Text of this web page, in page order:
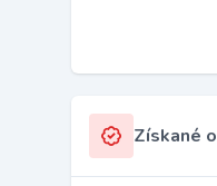
Získané